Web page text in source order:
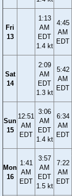
Fri
13
1:13
AM
EDT
1.4 kt
4:45
AM
EDT
Sat
14
2:09
AM
EDT
1.3 kt
5:42
AM
EDT
Sun
15
12:51
AM
EDT
3:06
AM
EDT
1.4 kt
6:34
AM
EDT
Mon
16
1:41
AM
EDT
3:57
AM
EDT
1.5 kt
7:22
AM
EDT